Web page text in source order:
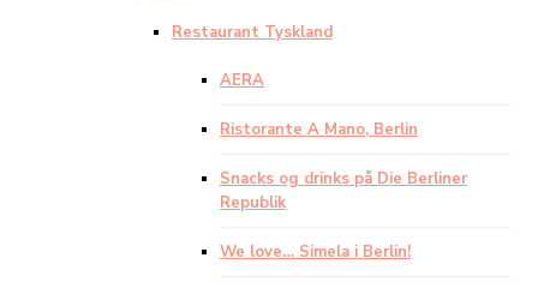
Restaurant Tyskland
AERA
Ristorante A Mano, Berlin
Snacks og drinks på Die Berliner
Republik
We love… Simela i Berlin!